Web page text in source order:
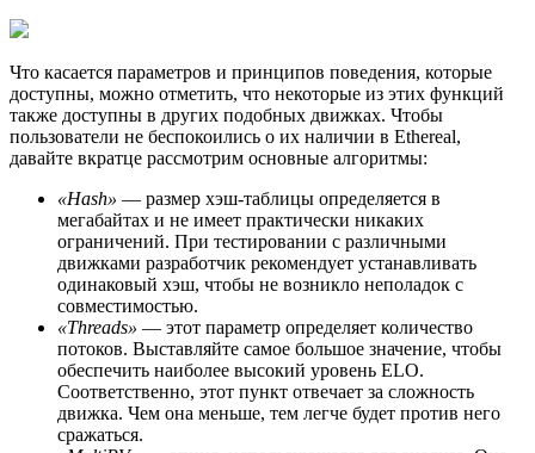
Что касается параметров и принципов поведения, которые
доступны, можно отметить, что некоторые из этих функций
также доступны в других подобных движках. Чтобы
пользователи не беспокоились о их наличии в Ethereal,
давайте вкратце рассмотрим основные алгоритмы:
«Hash» — размер хэш-таблицы определяется в
мегабайтах и не имеет практически никаких
ограничений. При тестировании с различными
движками разработчик рекомендует устанавливать
одинаковый хэш, чтобы не возникло неполадок с
совместимостью.
«Threads» — этот параметр определяет количество
потоков. Выставляйте самое большое значение, чтобы
обеспечить наиболее высокий уровень ELO.
Соответственно, этот пункт отвечает за сложность
движка. Чем она меньше, тем легче будет против него
сражаться.